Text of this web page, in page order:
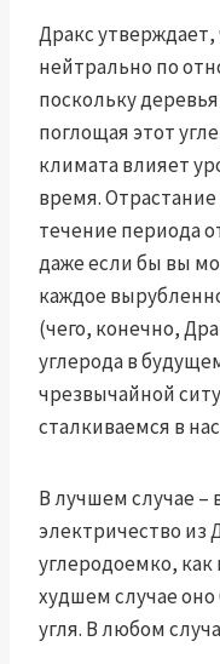
Дракс
нейтрально по
поскольку
поглощая этот
климата влияет
время.
течение периода
даже если бы вы
каждое
(чего, конечно,
углерода в
чрезвычайной
сталкиваемся в
В лучшем случае –
электричество из
углеродоемко, как
худшем случае
угля. В любом